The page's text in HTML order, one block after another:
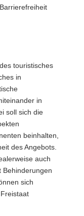
touristisches
in
in
soll sich die
beinhalten,
des Angebots.
auch
Behinderungen
sich